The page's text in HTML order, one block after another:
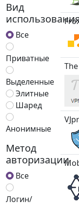
Вид
Все
Приватные
Выделенные
Элитные
Шаред
Анонимные
Метод
авторизации
Все
Логин/